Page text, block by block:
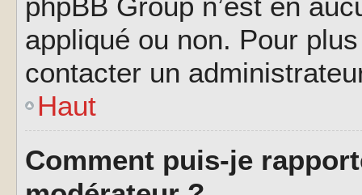
appliqué ou non. Pour
contacter un
Haut
Comment puis-je